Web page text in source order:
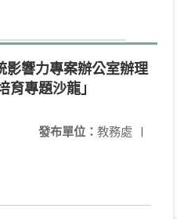
影響力專案辦公室辦理
育專題沙龍」
發布單位： 教務處 |